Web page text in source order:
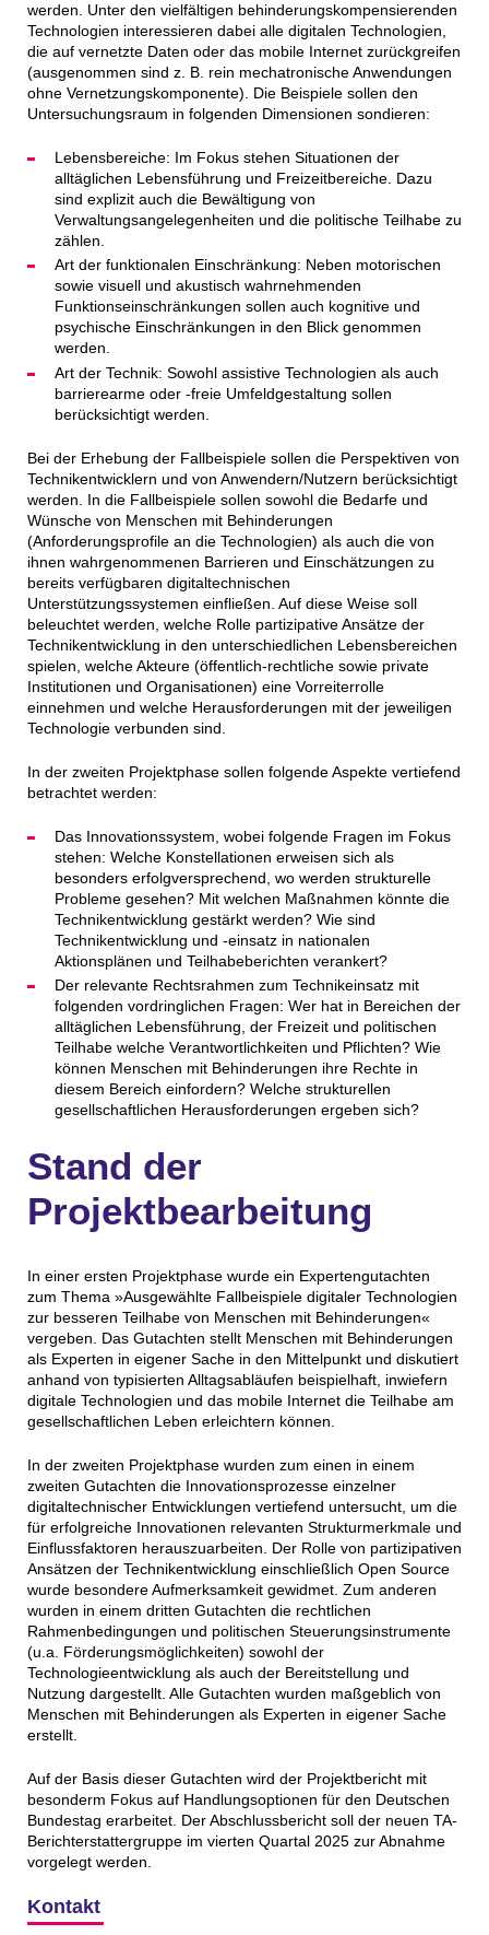
werden. Unter den vielfältigen behinderungskompensierenden
Technologien interessieren dabei alle digitalen Technologien,
die auf vernetzte Daten oder das mobile Internet zurückgreifen
(ausgenommen sind z. B. rein mechatronische Anwendungen
ohne Vernetzungskomponente). Die Beispiele sollen den
Untersuchungsraum in folgenden Dimensionen sondieren:
Lebensbereiche: Im Fokus stehen Situationen der
alltäglichen Lebensführung und Freizeitbereiche. Dazu
sind explizit auch die Bewältigung von
Verwaltungsangelegenheiten und die politische Teilhabe zu
zählen.
Art der funktionalen Einschränkung: Neben motorischen
sowie visuell und akustisch wahrnehmenden
Funktionseinschränkungen sollen auch kognitive und
psychische Einschränkungen in den Blick genommen
werden.
Art der Technik: Sowohl assistive Technologien als auch
barrierearme oder -freie Umfeldgestaltung sollen
berücksichtigt werden.
Bei der Erhebung der Fallbeispiele sollen die Perspektiven von
Technikentwicklern und von Anwendern/Nutzern berücksichtigt
werden. In die Fallbeispiele sollen sowohl die Bedarfe und
Wünsche von Menschen mit Behinderungen
(Anforderungsprofile an die Technologien) als auch die von
ihnen wahrgenommenen Barrieren und Einschätzungen zu
bereits verfügbaren digitaltechnischen
Unterstützungssystemen einfließen. Auf diese Weise soll
beleuchtet werden, welche Rolle partizipative Ansätze der
Technikentwicklung in den unterschiedlichen Lebensbereichen
spielen, welche Akteure (öffentlich-rechtliche sowie private
Institutionen und Organisationen) eine Vorreiterrolle
einnehmen und welche Herausforderungen mit der jeweiligen
Technologie verbunden sind.
In der zweiten Projektphase sollen folgende Aspekte vertiefend
betrachtet werden:
Das Innovationssystem, wobei folgende Fragen im Fokus
stehen: Welche Konstellationen erweisen sich als
besonders erfolgversprechend, wo werden strukturelle
Probleme gesehen? Mit welchen Maßnahmen könnte die
Technikentwicklung gestärkt werden? Wie sind
Technikentwicklung und -einsatz in nationalen
Aktionsplänen und Teilhabeberichten verankert?
Der relevante Rechtsrahmen zum Technikeinsatz mit
folgenden vordringlichen Fragen: Wer hat in Bereichen der
alltäglichen Lebensführung, der Freizeit und politischen
Teilhabe welche Verantwortlichkeiten und Pflichten? Wie
können Menschen mit Behinderungen ihre Rechte in
diesem Bereich einfordern? Welche strukturellen
gesellschaftlichen Herausforderungen ergeben sich?
Stand der
Projektbearbeitung
In einer ersten Projektphase wurde ein Expertengutachten
zum Thema »Ausgewählte Fallbeispiele digitaler Technologien
zur besseren Teilhabe von Menschen mit Behinderungen«
vergeben. Das Gutachten stellt Menschen mit Behinderungen
als Experten in eigener Sache in den Mittelpunkt und diskutiert
anhand von typisierten Alltagsabläufen beispielhaft, inwiefern
digitale Technologien und das mobile Internet die Teilhabe am
gesellschaftlichen Leben erleichtern können.
In der zweiten Projektphase wurden zum einen in einem
zweiten Gutachten die Innovationsprozesse einzelner
digitaltechnischer Entwicklungen vertiefend untersucht, um die
für erfolgreiche Innovationen relevanten Strukturmerkmale und
Einflussfaktoren herauszuarbeiten. Der Rolle von partizipativen
Ansätzen der Technikentwicklung einschließlich Open Source
wurde besondere Aufmerksamkeit gewidmet. Zum anderen
wurden in einem dritten Gutachten die rechtlichen
Rahmenbedingungen und politischen Steuerungsinstrumente
(u.a. Förderungsmöglichkeiten) sowohl der
Technologieentwicklung als auch der Bereitstellung und
Nutzung dargestellt. Alle Gutachten wurden maßgeblich von
Menschen mit Behinderungen als Experten in eigener Sache
erstellt.
Auf der Basis dieser Gutachten wird der Projektbericht mit
besonderm Fokus auf Handlungsoptionen für den Deutschen
Bundestag erarbeitet. Der Abschlussbericht soll der neuen TA-
Berichterstattergruppe im vierten Quartal 2025 zur Abnahme
vorgelegt werden.
Kontakt